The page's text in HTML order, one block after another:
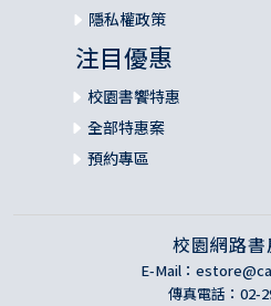
隱私權政策
注目優惠
校園書饗特惠
全部特惠案
預約專區
校園網路書
E-Mail：
傳真電話：02-